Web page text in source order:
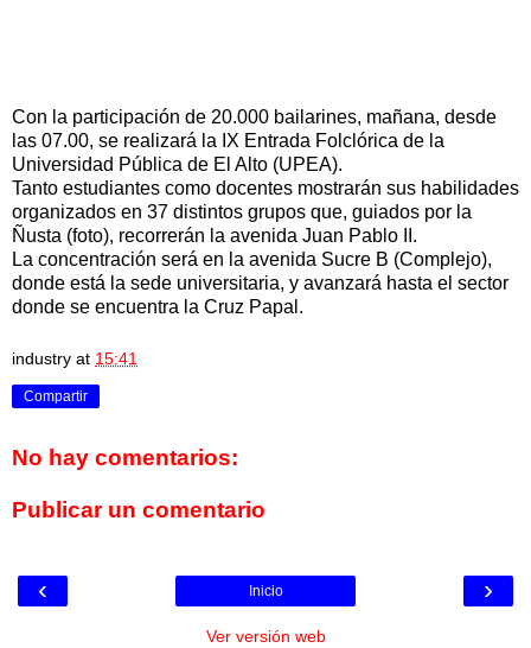
Con la participación de 20.000 bailarines, mañana, desde
las 07.00, se realizará la IX Entrada Folclórica de la
Universidad Pública de El Alto (UPEA).
Tanto estudiantes como docentes mostrarán sus habilidades
organizados en 37 distintos grupos que, guiados por la
Ñusta (foto), recorrerán la avenida Juan Pablo II.
La concentración será en la avenida Sucre B (Complejo),
donde está la sede universitaria, y avanzará hasta el sector
donde se encuentra la Cruz Papal.
industry at 15:41
Compartir
No hay comentarios:
Publicar un comentario
‹ ›
Inicio
Ver versión web